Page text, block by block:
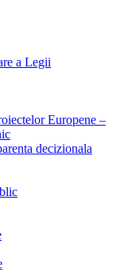
a Legii
Europene –
decizionala